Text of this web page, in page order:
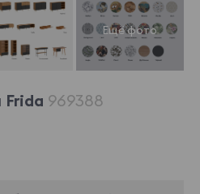
969388